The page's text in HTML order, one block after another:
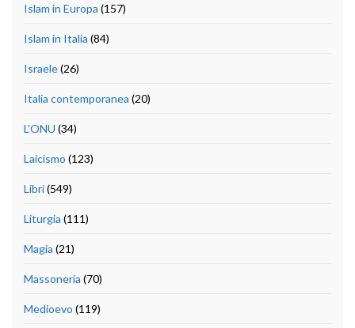
Islam in Europa (157)
Islam in Italia (84)
Israele(26)
Italia contemporanea (20)
L'ONU (34)
Laicismo (123)
Libri(549)
Liturgia (111)
Magia (21)
Massoneria (70)
Medioevo (119)